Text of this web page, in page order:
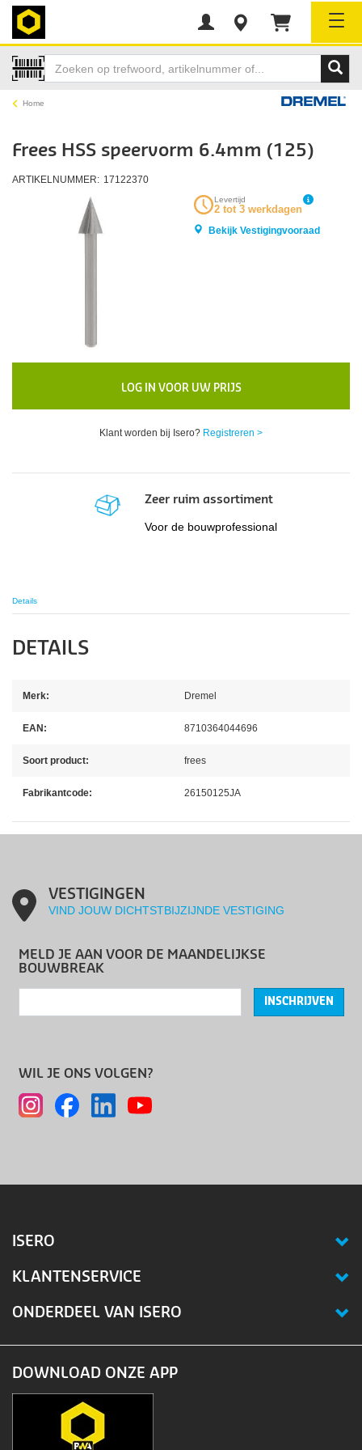
Home
Frees HSS speervorm 6.4mm (125)
ARTIKELNUMMER: 17122370
Levertijd
2 tot 3 werkdagen
Bekijk Vestigingvooraad
LOG IN VOOR UW PRIJS
Klant worden bij Isero? Registreren >
Zeer ruim assortiment
Voor de bouwprofessional
Details
DETAILS
Merk: Dremel
EAN: 8710364044696
Soort product: frees
Fabrikantcode: 26150125JA
VESTIGINGEN
VIND JOUW DICHTSTBIJZIJNDE VESTIGING
MELD JE AAN VOOR DE MAANDELIJKSE
BOUWBREAK
INSCHRIJVEN
WIL JE ONS VOLGEN?
ISERO
KLANTENSERVICE
ONDERDEEL VAN ISERO
DOWNLOAD ONZE APP